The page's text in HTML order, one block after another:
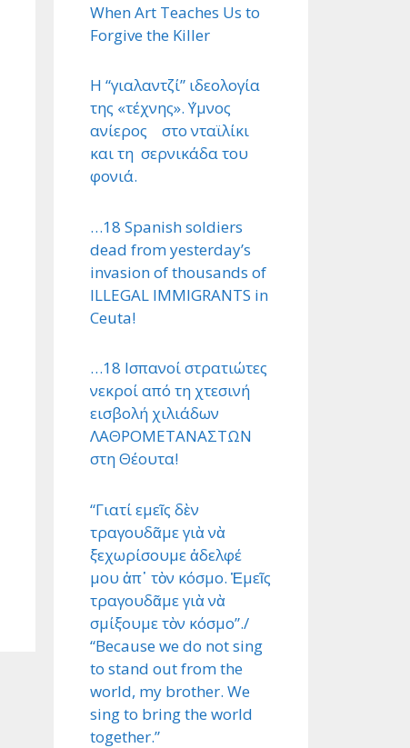
When Art Teaches Us to
Forgive the Killer
Η “γιαλαντζί” ιδεολογία
της «τέχνης». ΄Υμνος
ανίερος στο νταϊλίκι
και τη σερνικάδα του
φονιά.
…18 Spanish soldiers
dead from yesterday’s
invasion of thousands of
ILLEGAL IMMIGRANTS in
Ceuta!
…18 Ισπανοί στρατιώτες
νεκροί από τη χτεσινή
εισβολή χιλιάδων
ΛΑΘΡΟΜΕΤΑΝΑΣΤΩΝ
στη Θέουτα!
“Γιατί εμεῖς δὲν
τραγουδᾶμε γιὰ νὰ
ξεχωρίσουμε ἀδελφέ
μου ἀπ᾿ τὸν κόσμο. Ἐμεῖς
τραγουδᾶμε γιὰ νὰ
σμίξουμε τὸν κόσμο”./
“Because we do not sing
to stand out from the
world, my brother. We
sing to bring the world
together.”